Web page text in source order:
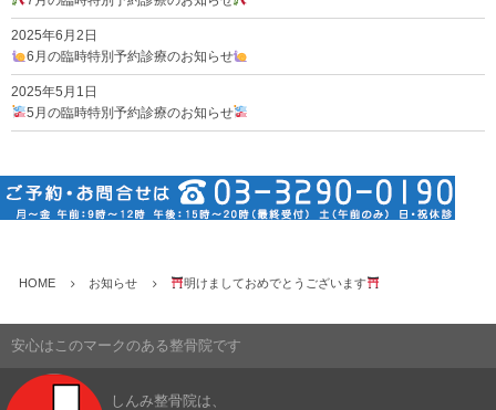
2025年6月2日
6月の臨時特別予約診療のお知らせ
2025年5月1日
5月の臨時特別予約診療のお知らせ
HOME お知らせ 明けましておめでとうございます
安心はこのマークのある整骨院です
しんみ整骨院は、